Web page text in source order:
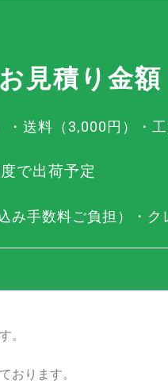
お見積り金額
送料（3,000円）・工
で出荷予定
み手数料ご負担）・ク
。
おります。